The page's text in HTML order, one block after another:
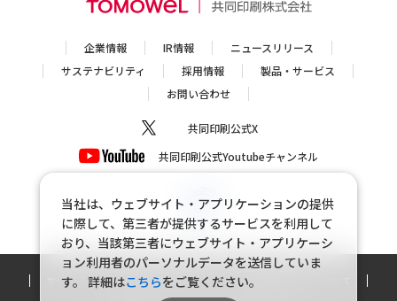
企業情報 IR情報
ニュースリリース
サステナビリティ
採用情報
製品・サービス
お問い合わせ
共同印刷公式X
共同印刷公式Youtubeチャンネル
サイトマップ 個人情報保護方針
個人情報の取り扱いについて
当社は、ウェブサイト・アプリケーションの提供
に際して、第三者が提供するサービスを利用して
おり、当該第三者にウェブサイト・アプリケーシ
ョン利用者のパーソナルデータを送信していま
す。 詳細はこちらをご覧ください。